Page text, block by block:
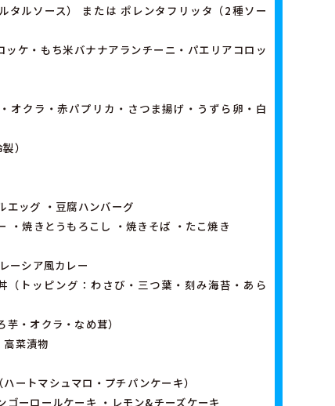
タルソース） または ポレンタフリッタ（2種ソー
ッケ・もち米バナナアランチーニ・パエリアコロッ
オクラ・赤パプリカ・さつま揚げ・うずら卵・白
）
エッグ ・豆腐ハンバーグ
・焼きとうもろこし ・焼きそば ・たこ焼き
ーシア風カレー
（トッピング：わさび・三つ葉・刻み海苔・あら
・オクラ・なめ茸）
高菜漬物
ートマシュマロ・プチパンケーキ）
ゴーロールケーキ ・レモン&チーズケーキ